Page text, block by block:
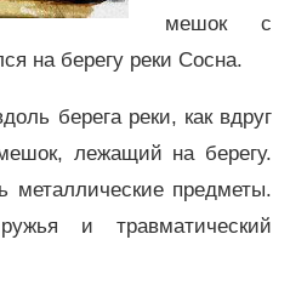
мешок с
на берегу реки Сосна.
берега реки, как вдруг
лежащий на берегу.
металлические предметы.
и травматический